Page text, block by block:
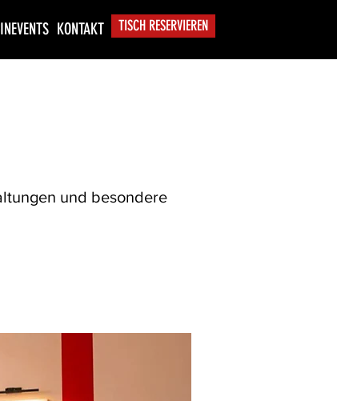
KONTAKT TISCH RESERVIEREN
und besondere